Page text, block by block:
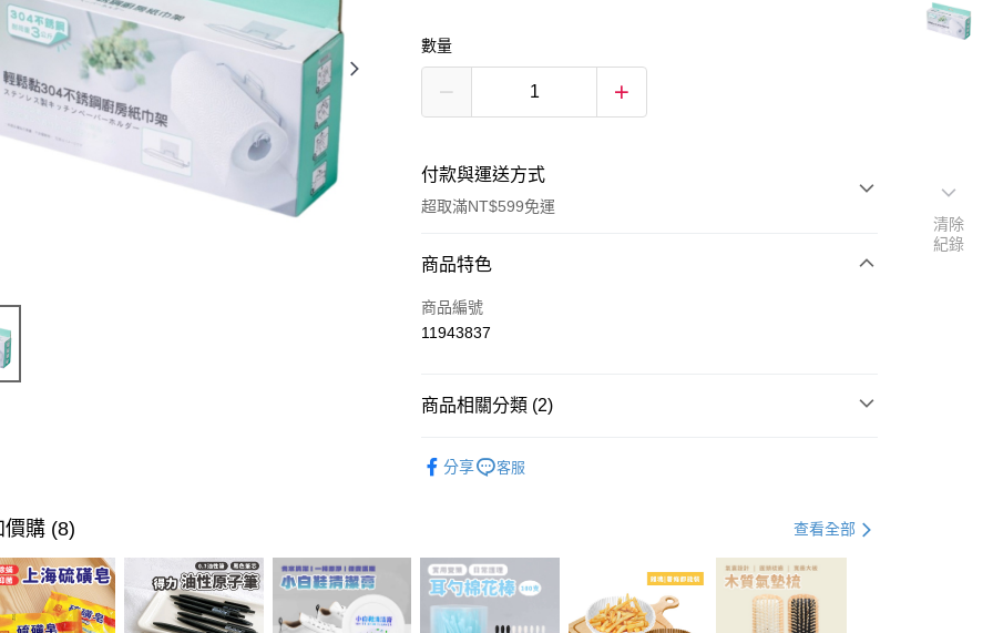
數量
付款與運送方式
超取滿NT$599免運
付款方式
信用卡一次付款
街口支付
運送方式
商品特色
商品編號
11943837
商品相關分類 (2)
分享 客服
價購 (8) 查看全部
清除
紀錄